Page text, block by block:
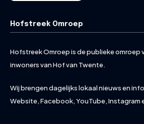
Hofstreek Omroep
Hofstreek Omroep is de publieke omroep
inwoners van Hof van Twente.
Wij brengen dagelijks lokaal nieuws en
Website, Facebook, YouTube, Instagram